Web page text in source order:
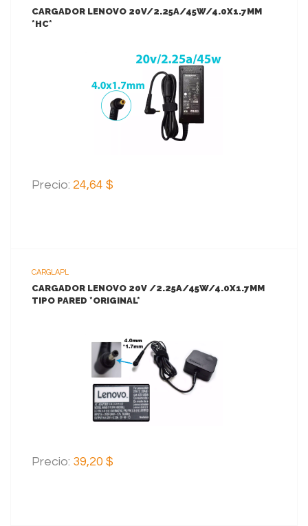
CARGADOR LENOVO 20V/2.25A/45W/4.0X1.7MM
*HC*
VER MAS
AGREGAR AL CARRITO
Precio: 24,64 $
CARGLAPL
CARGADOR LENOVO 20V /2.25A/45W/4.0X1.7MM
TIPO PARED *ORIGINAL*
AGREGAR AL CARRITO
Precio: 39,20 $